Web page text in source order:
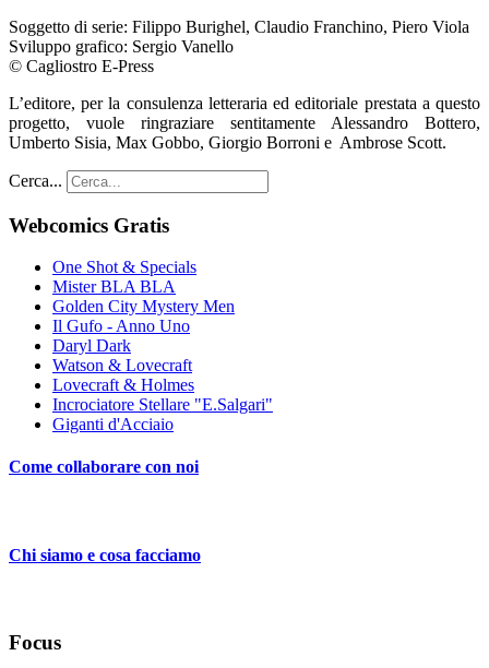
Soggetto di serie: Filippo Burighel, Claudio Franchino, Piero Viola
Sviluppo grafico: Sergio Vanello
© Cagliostro E-Press
L’editore, per la consulenza letteraria ed editoriale prestata a questo
progetto, vuole ringraziare sentitamente Alessandro Bottero,
Umberto Sisia, Max Gobbo, Giorgio Borroni e Ambrose Scott.
Cerca...
Webcomics Gratis
One Shot & Specials
Mister BLA BLA
Golden City Mystery Men
Il Gufo - Anno Uno
Daryl Dark
Watson & Lovecraft
Lovecraft & Holmes
Incrociatore Stellare "E.Salgari"
Giganti d'Acciaio
Come collaborare con noi
Chi siamo e cosa facciamo
Focus